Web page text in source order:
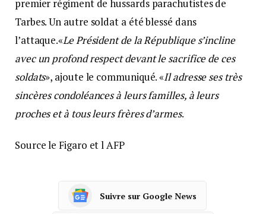
premier régiment de hussards parachutistes de
Tarbes. Un autre soldat a été blessé dans
l’attaque.«Le Président de la République s’incline
avec un profond respect devant le sacrifice de ces
soldats», ajoute le communiqué. «Il adresse ses très
sincères condoléances à leurs familles, à leurs
proches et à tous leurs frères d’armes.
Source le Figaro et l AFP
Suivre sur Google News